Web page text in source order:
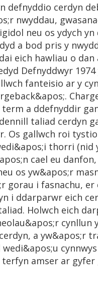
defnyddio cerdyn
nwyddau,
neu os ydych
a bod pris y
eich hawliau o dan
Defnyddwyr
fanteisio ar y
term a ddefnyddir
taliad cerdyn
Os gallwch roi
thorri (nid
cael eu
os yw&apos;r
gorau i fasnachu,
i ddarparwr eich
Holwch eich
cynllun
a yw&apos;r
amser ar gyfer